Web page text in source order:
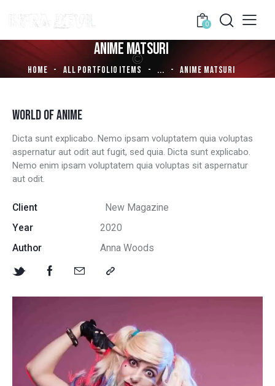
0
ANIME MATSURI
HOME ALL PORTFOLIO ITEMS ... ANIME MATSURI
WORLD OF ANIME
Dicta sunt explicabo. Nemo ipsam voluptatem quia voluptas
aspernatur aut odit aut fugit, sed quia. Dicta sunt explicabo.
Nemo enim ipsam voluptatem quia voluptas sit aspernatur
aut odit.
Client
New Magazine
Year
2020
Author
Anna Woods